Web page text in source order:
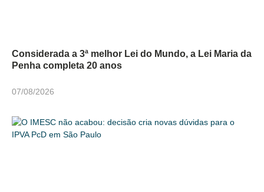
Considerada a 3ª melhor Lei do Mundo, a Lei Maria da
Penha completa 20 anos
07/08/2026